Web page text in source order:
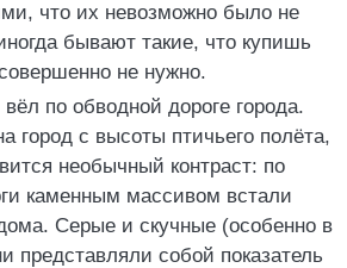
что их невозможно было не
бывают такие, что купишь
не нужно.
по обводной дороге города.
город с высоты птичьего полёта,
необычный контраст: по
каменным массивом встали
Серые и скучные (особенно в
представляли собой показатель